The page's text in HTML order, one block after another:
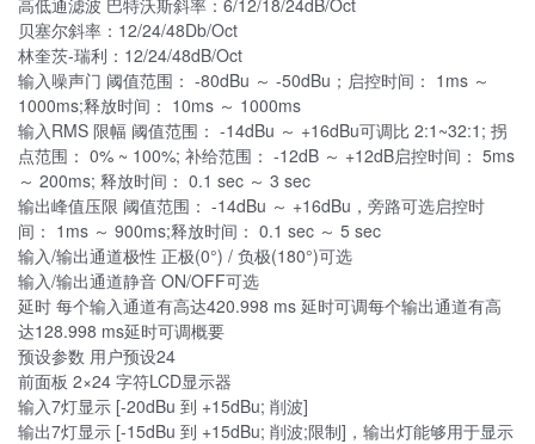
高低通滤波 巴特沃斯斜率：6/12/18/24dB/Oct
贝塞尔斜率：12/24/48Db/Oct
林奎茨-瑞利：12/24/48dB/Oct
输入噪声门 阈值范围： -80dBu ～ -50dBu；启控时间： 1ms ～
1000ms;释放时间： 10ms ～ 1000ms
输入RMS 限幅 阈值范围： -14dBu ～ +16dBu可调比 2:1~32:1; 拐
点范围： 0% ~ 100%; 补给范围： -12dB ～ +12dB启控时间： 5ms
～ 200ms; 释放时间： 0.1 sec ～ 3 sec
输出峰值压限 阈值范围： -14dBu ～ +16dBu，旁路可选启控时
间： 1ms ～ 900ms;释放时间： 0.1 sec ～ 5 sec
输入/输出通道极性 正极(0°) / 负极(180°)可选
输入/输出通道静音 ON/OFF可选
延时 每个输入通道有高达420.998 ms 延时可调每个输出通道有高
达128.998 ms延时可调概要
预设参数 用户预设24
前面板 2×24 字符LCD显示器
输入7灯显示 [-20dBu 到 +15dBu; 削波]
输出7灯显示 [-15dBu 到 +15dBu; 削波;限制]，输出灯能够用于显示